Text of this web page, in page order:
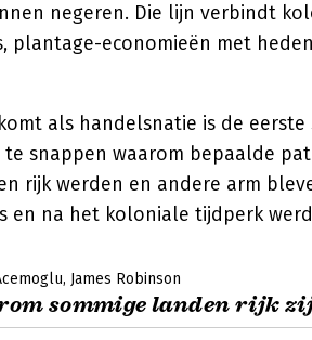
negeren. Die lijn verbindt
plantage-economieën met
als handelsnatie is de
snappen waarom bepaalde
rijk werden en andere arm
en na het koloniale tijdperk
James Robinson
sommige landen rijk